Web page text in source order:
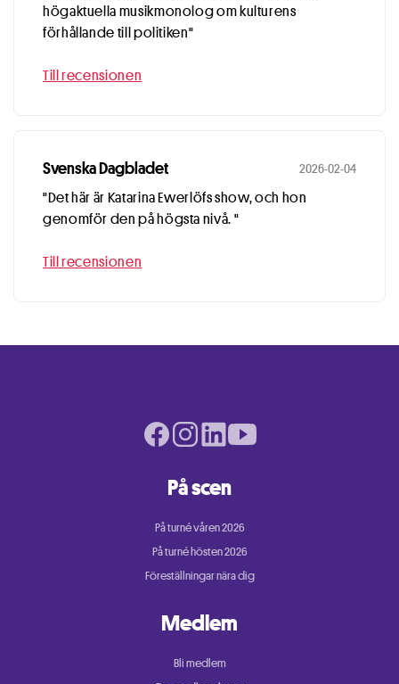
högaktuella musikmonolog om kulturens
förhållande till politiken"
Till recensionen
Svenska Dagbladet 2026-02-04
"Det här är Katarina Ewerlöfs show, och hon
genomför den på högsta nivå. "
Till recensionen
På scen
På turné våren 2026
På turné hösten 2026
Föreställningar nära dig
Medlem
Bli medlem
Facebook page
Instagram page
LinkedIn pageYoutube page